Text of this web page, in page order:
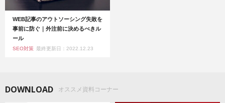
WEB記事のアウトソーシング失敗を
事前に防ぐ｜外注前に決めるべきル
ール
SEO対策 最終更新日：2022.12.23
DOWNLOAD オススメ資料コーナー